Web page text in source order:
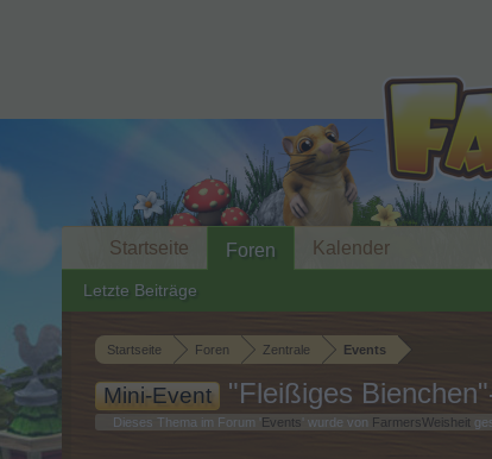
Startseite Foren Zentrale Events
Mini-Event "Fleißiges
Dieses Thema im Forum ' Events ' wurde von FarmersWeisheit
Startseite Foren
Letzte Beiträge
Kalender